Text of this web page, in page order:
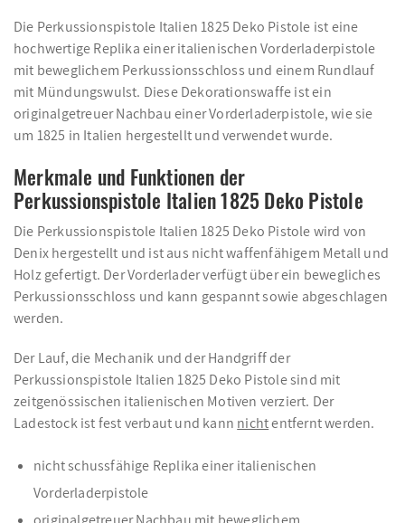
Die Perkussionspistole Italien 1825 Deko Pistole ist eine
hochwertige Replika einer italienischen Vorderladerpistole
mit beweglichem Perkussionsschloss und einem Rundlauf
mit Mündungswulst. Diese Dekorationswaffe ist ein
originalgetreuer Nachbau einer Vorderladerpistole, wie sie
um 1825 in Italien hergestellt und verwendet wurde.
Merkmale und Funktionen der
Perkussionspistole Italien 1825 Deko Pistole
Die Perkussionspistole Italien 1825 Deko Pistole wird von
Denix hergestellt und ist aus nicht waffenfähigem Metall und
Holz gefertigt. Der Vorderlader verfügt über ein bewegliches
Perkussionsschloss und kann gespannt sowie abgeschlagen
werden.
Der Lauf, die Mechanik und der Handgriff der
Perkussionspistole Italien 1825 Deko Pistole sind mit
zeitgenössischen italienischen Motiven verziert. Der
Ladestock ist fest verbaut und kann nichtentfernt werden.
nicht schussfähige Replika einer italienischen
Vorderladerpistole